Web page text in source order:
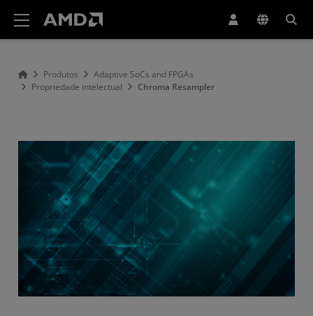
Produtos
Adaptive SoCs and FPGAs
Propriedade intelectual
Chroma Resampler